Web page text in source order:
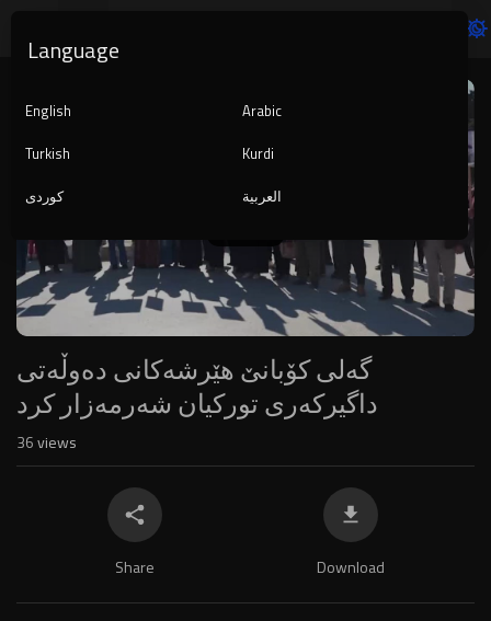
Player
گەلی کۆبانێ هێرشەکانی دەوڵەتی
داگیرکەری تورکیان شەرمەزار کرد
36views
Share Download
Language
English
Arabic
Turkish
Kurdi
کوردی
العربية